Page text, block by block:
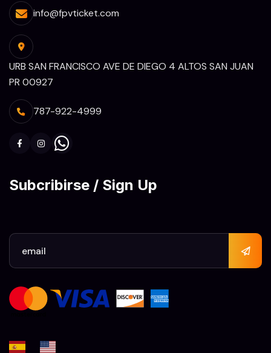
info@fpvticket.com
URB SAN FRANCISCO AVE DE DIEGO 4 ALTOS SAN JUAN
PR 00927
787-922-4999
Subcribirse / Sign Up